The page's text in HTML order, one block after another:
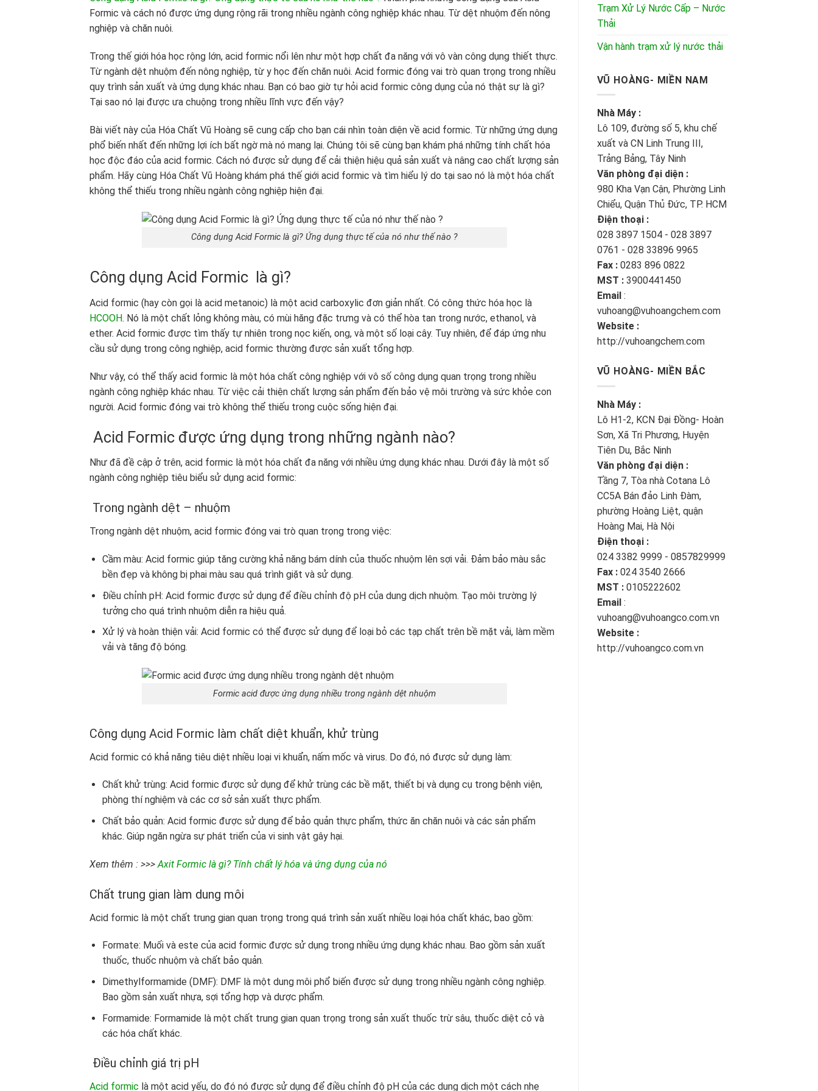
Formic và cách nó được ứng dụng rộng rãi trong nhiều ngành công nghiệp khác nhau. Từ dệt nhuộm đến nông
nghiệp và chăn nuôi.
Trong thế giới hóa học rộng lớn, acid formic nổi lên như một hợp chất đa năng với vô vàn công dụng thiết thực.
Từ ngành dệt nhuộm đến nông nghiệp, từ y học đến chăn nuôi. Acid formic đóng vai trò quan trọng trong nhiều
quy trình sản xuất và ứng dụng khác nhau. Bạn có bao giờ tự hỏi acid formic công dụng của nó thật sự là gì?
Tại sao nó lại được ưa chuộng trong nhiều lĩnh vực đến vậy?
Bài viết này của Hóa Chất Vũ Hoàng sẽ cung cấp cho bạn cái nhìn toàn diện về acid formic. Từ những ứng dụng
phổ biến nhất đến những lợi ích bất ngờ mà nó mang lại. Chúng tôi sẽ cùng bạn khám phá những tính chất hóa
học độc đáo của acid formic. Cách nó được sử dụng để cải thiện hiệu quả sản xuất và nâng cao chất lượng sản
phẩm. Hãy cùng Hóa Chất Vũ Hoàng khám phá thế giới acid formic và tìm hiểu lý do tại sao nó là một hóa chất
không thể thiếu trong nhiều ngành công nghiệp hiện đại.
Công dụng Acid Formic là gì? Ứng dụng thực tế của nó như thế nào ?
Công dụng Acid Formic là gì?
Acid formic (hay còn gọi là acid metanoic) là một acid carboxylic đơn giản nhất. Có công thức hóa học là
HCOOH. Nó là một chất lỏng không màu, có mùi hăng đặc trưng và có thể hòa tan trong nước, ethanol, và
ether. Acid formic được tìm thấy tự nhiên trong nọc kiến, ong, và một số loại cây. Tuy nhiên, để đáp ứng nhu
cầu sử dụng trong công nghiệp, acid formic thường được sản xuất tổng hợp.
Như vậy, có thể thấy acid formic là một hóa chất công nghiệp với vô số công dụng quan trọng trong nhiều
ngành công nghiệp khác nhau. Từ việc cải thiện chất lượng sản phẩm đến bảo vệ môi trường và sức khỏe con
người. Acid formic đóng vai trò không thể thiếu trong cuộc sống hiện đại.
Acid Formic được ứng dụng trong những ngành nào?
Như đã đề cập ở trên, acid formic là một hóa chất đa năng với nhiều ứng dụng khác nhau. Dưới đây là một số
ngành công nghiệp tiêu biểu sử dụng acid formic:
Trong ngành dệt – nhuộm
Trong ngành dệt nhuộm, acid formic đóng vai trò quan trọng trong việc:
Cầm màu: Acid formic giúp tăng cường khả năng bám dính của thuốc nhuộm lên sợi vải. Đảm bảo màu sắc
bền đẹp và không bị phai màu sau quá trình giặt và sử dụng.
Điều chỉnh pH: Acid formic được sử dụng để điều chỉnh độ pH của dung dịch nhuộm. Tạo môi trường lý
tưởng cho quá trình nhuộm diễn ra hiệu quả.
Xử lý và hoàn thiện vải: Acid formic có thể được sử dụng để loại bỏ các tạp chất trên bề mặt vải, làm mềm
vải và tăng độ bóng.
Formic acid được ứng dụng nhiều trong ngành dệt nhuộm
Công dụng Acid Formic làm chất diệt khuẩn, khử trùng
Acid formic có khả năng tiêu diệt nhiều loại vi khuẩn, nấm mốc và virus. Do đó, nó được sử dụng làm:
Chất khử trùng: Acid formic được sử dụng để khử trùng các bề mặt, thiết bị và dụng cụ trong bệnh viện,
phòng thí nghiệm và các cơ sở sản xuất thực phẩm.
Chất bảo quản: Acid formic được sử dụng để bảo quản thực phẩm, thức ăn chăn nuôi và các sản phẩm
khác. Giúp ngăn ngừa sự phát triển của vi sinh vật gây hại.
Xem thêm : >>>Axit Formic là gì? Tính chất lý hóa và ứng dụng của nó
Chất trung gian làm dung môi
Acid formic là một chất trung gian quan trọng trong quá trình sản xuất nhiều loại hóa chất khác, bao gồm:
Formate: Muối và este của acid formic được sử dụng trong nhiều ứng dụng khác nhau. Bao gồm sản xuất
thuốc, thuốc nhuộm và chất bảo quản.
Dimethylformamide (DMF): DMF là một dung môi phổ biến được sử dụng trong nhiều ngành công nghiệp.
Bao gồm sản xuất nhựa, sợi tổng hợp và dược phẩm.
Formamide: Formamide là một chất trung gian quan trọng trong sản xuất thuốc trừ sâu, thuốc diệt cỏ và
các hóa chất khác.
Điều chỉnh giá trị pH
Acid formic là một acid yếu, do đó nó được sử dụng để điều chỉnh độ pH của các dung dịch một cách nhẹ
Trạm Xử Lý Nước Cấp – Nước
Thải
Vận hành trạm xử lý nước thải
VŨ HOÀNG- MIỀN NAM
Nhà Máy :
Lô 109, đường số 5, khu chế
xuất và CN Linh Trung III,
Trảng Bảng, Tây Ninh
Văn phòng đại diện :
980 Kha Vạn Cận, Phường Linh
Chiểu, Quận Thủ Đức, TP. HCM
Điện thoại :
028 3897 1504 - 028 3897
0761 - 028 33896 9965
Fax : 0283 896 0822
MST : 3900441450
Email :
vuhoang@vuhoangchem.com
Website :
http://vuhoangchem.com
VŨ HOÀNG- MIỀN BẮC
Nhà Máy :
Lô H1-2, KCN Đại Đồng- Hoàn
Sơn, Xã Tri Phương, Huyện
Tiên Du, Bắc Ninh
Văn phòng đại diện :
Tầng 7, Tòa nhà Cotana Lô
CC5A Bán đảo Linh Đàm,
phường Hoàng Liệt, quận
Hoàng Mai, Hà Nội
Điện thoại :
024 3382 9999 - 0857829999
Fax : 024 3540 2666
MST : 0105222602
Email :
vuhoang@vuhoangco.com.vn
Website :
http://vuhoangco.com.vn